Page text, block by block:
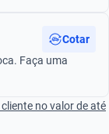
Cotar
Faça uma
no valor de até